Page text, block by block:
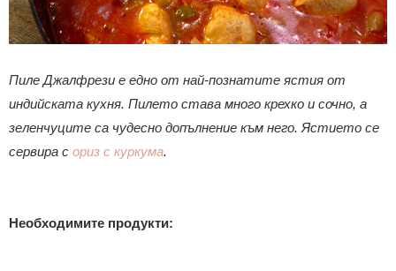
Пиле Джалфрези e едно от най-познатите ястия от
индийската кухня. Пилето става много крехко и сочно, а
зеленчуците са чудесно допълнение към него. Ястието се
сервира с ориз с куркума.
Необходимите продукти: